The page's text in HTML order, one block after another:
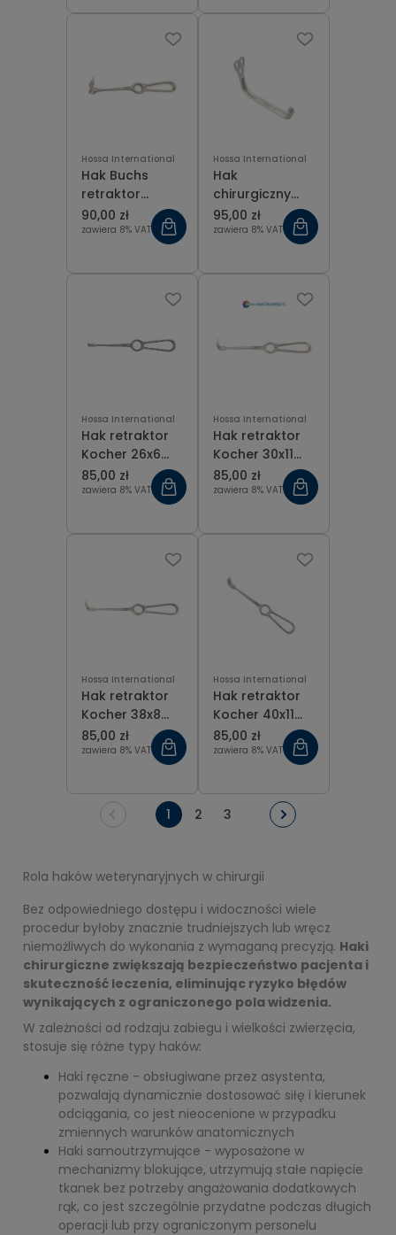
Hossa International
Hak Buchs
retraktor
chirurgiczny
55x11 mm
90,00 zł
zawiera 8% VAT
Hossa International
Hak
chirurgiczny
Wieder do
języka-mały,
szer. 30 mm x
dł. 85 mm
95,00 zł
zawiera 8% VAT
Hossa International
Hak retraktor
Kocher 26x6
mm
85,00 zł
zawiera 8% VAT
Hossa International
Hak retraktor
Kocher 30x11
mm
85,00 zł
zawiera 8% VAT
Hossa International
Hak retraktor
Kocher 38x8
mm
85,00 zł
zawiera 8% VAT
Hossa International
Hak retraktor
Kocher 40x11
mm
85,00 zł
zawiera 8% VAT
1 2 3
Rola haków weterynaryjnych w chirurgii
Bez odpowiedniego dostępu i widoczności wiele
procedur byłoby znacznie trudniejszych lub wręcz
niemożliwych do wykonania z wymaganą precyzją. Haki
chirurgiczne zwiększają bezpieczeństwo pacjenta i
skuteczność leczenia, eliminując ryzyko błędów
wynikających z ograniczonego pola widzenia.
W zależności od rodzaju zabiegu i wielkości zwierzęcia,
stosuje się różne typy haków:
Haki ręczne - obsługiwane przez asystenta,
pozwalają dynamicznie dostosować siłę i kierunek
odciągania, co jest nieocenione w przypadku
zmiennych warunków anatomicznych
Haki samoutrzymujące - wyposażone w
mechanizmy blokujące, utrzymują stałe napięcie
tkanek bez potrzeby angażowania dodatkowych
rąk, co jest szczególnie przydatne podczas długich
operacji lub przy ograniczonym personelu